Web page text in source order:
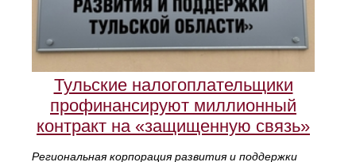
Тульские налогоплательщики
профинансируют миллионный
контракт на «защищенную связь»
Региональная корпорация развития и поддержки